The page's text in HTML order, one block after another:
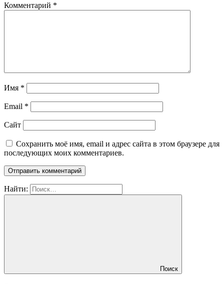
Комментарий *
Имя *
Email *
Сайт
Сохранить моё имя, email и адрес сайта в этом браузере для
последующих моих комментариев.
Найти:
Поиск